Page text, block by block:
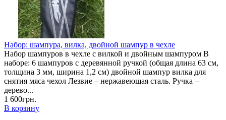
Набор: шампура, вилка, двойной шампур в чехле
Набор шампуров в чехле с вилкой и двойным шампуром В
наборе: 6 шампуров с деревянной ручкой (общая длина 63 см,
толщина 3 мм, ширина 1,2 см) двойной шампур вилка для
снятия мяса чехол Лезвие – нержавеющая сталь. Ручка –
дерево...
1 600грн.
В корзину